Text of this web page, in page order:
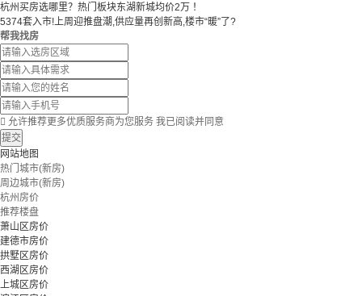
杭州买房选哪里？热门板块东湖新城均价2万 ！
5374套入市!上周迎推盘潮,供应量再创新高,楼市“暖”了?
帮我找房
 允许推荐更多优质服务商为您服务 我已阅读并同意
提交
网站地图
热门城市(新房)
周边城市(新房)
杭州房价
推荐楼盘
萧山区房价
建德市房价
拱墅区房价
西湖区房价
上城区房价